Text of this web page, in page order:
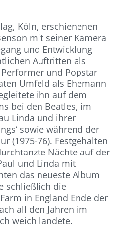
Köln, erschienenen
mit seiner Kamera
und Entwicklung
Auftritten als
und Popstar
Umfeld als Ehemann
ihn auf dem
bei den Beatles, im
Linda und ihrer
sowie während der
(1975-76). Festgehalten
Nächte auf der
und Linda mit
das neueste Album
schließlich die
in England Ende der
all den Jahren im
weich landete.